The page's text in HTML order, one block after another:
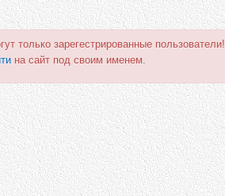
только зарегестрированные пользователи!
на сайт под своим именем.